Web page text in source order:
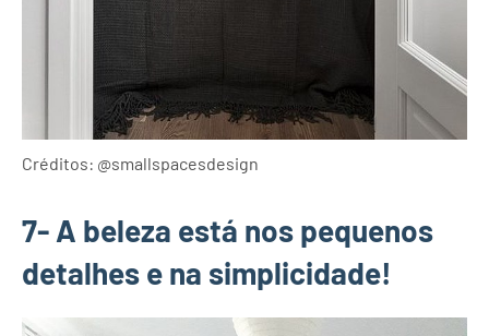
Créditos: @smallspacesdesign
7- A beleza está nos pequenos
detalhes e na simplicidade!